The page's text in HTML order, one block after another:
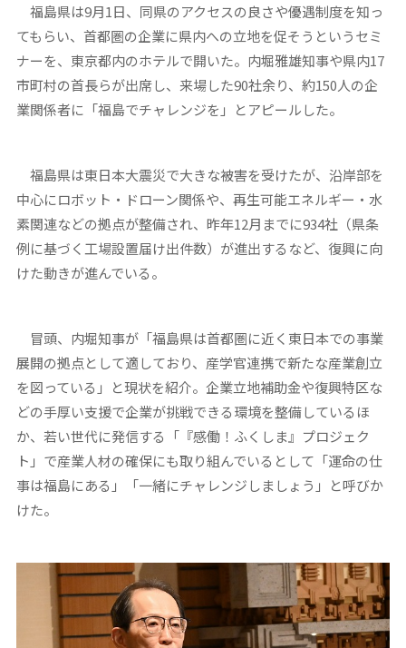
福島県は9月1日、同県のアクセスの良さや優遇制度を知っ
てもらい、首都圏の企業に県内への立地を促そうというセミ
ナーを、東京都内のホテルで開いた。内堀雅雄知事や県内17
市町村の首長らが出席し、来場した90社余り、約150人の企
業関係者に「福島でチャレンジを」とアピールした。
福島県は東日本大震災で大きな被害を受けたが、沿岸部を
中心にロボット・ドローン関係や、再生可能エネルギー・水
素関連などの拠点が整備され、昨年12月までに934社（県条
例に基づく工場設置届け出件数）が進出するなど、復興に向
けた動きが進んでいる。
冒頭、内堀知事が「福島県は首都圏に近く東日本での事業
展開の拠点として適しており、産学官連携で新たな産業創立
を図っている」と現状を紹介。企業立地補助金や復興特区な
どの手厚い支援で企業が挑戦できる環境を整備しているほ
か、若い世代に発信する「『感働！ふくしま』プロジェク
ト」で産業人材の確保にも取り組んでいるとして「運命の仕
事は福島にある」「一緒にチャレンジしましょう」と呼びか
けた。